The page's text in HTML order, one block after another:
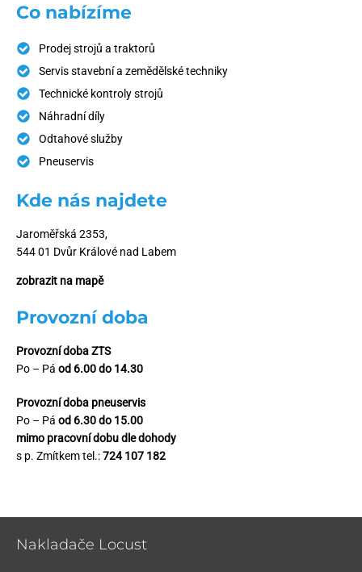
Co nabízíme
Prodej strojů a traktorů
Servis stavební a zemědělské techniky
Technické kontroly strojů
Náhradní díly
Odtahové služby
Pneuservis
Kde nás najdete
Jaroměřská 2353,
544 01 Dvůr Králové nad Labem
zobrazit na mapě
Provozní doba
Provozní doba ZTS
Po – Pá od 6.00 do 14.30
Provozní doba pneuservis
Po – Pá od 6.30 do 15.00
mimo pracovní dobu dle dohody
s p. Zmítkem tel.:724 107 182
Nakladače Locust